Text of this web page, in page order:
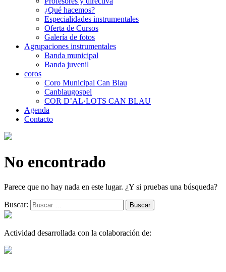
¿Qué hacemos?
Especialidades instrumentales
Oferta de Cursos
Galería de fotos
Agrupaciones instrumentales
Banda municipal
Banda juvenil
coros
Coro Municipal Can Blau
Canblaugospel
COR D’AL·LOTS CAN BLAU
Agenda
Contacto
No encontrado
Parece que no hay nada en este lugar. ¿Y si pruebas una búsqueda?
Buscar:
Actividad desarrollada con la colaboración de: